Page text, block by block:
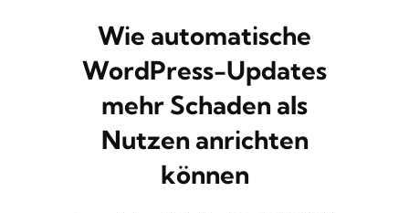
Wie automatische
WordPress-Updates
mehr Schaden als
Nutzen anrichten
können